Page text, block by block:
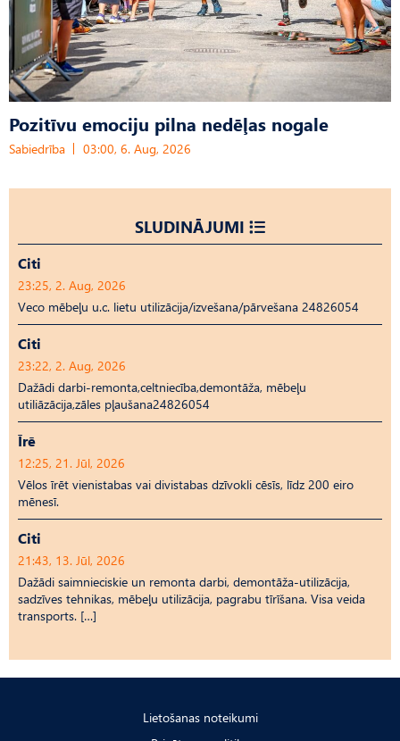
Pozitīvu emociju pilna nedēļas nogale
Sabiedrība 03:00, 6. Aug, 2026
SLUDINĀJUMI
Citi
23:25, 2. Aug, 2026
Veco mēbeļu u.c. lietu utilizācija/izvešana/pārvešana 24826054
Citi
23:22, 2. Aug, 2026
Dažādi darbi-remonta,celtniecība,demontāža, mēbeļu
utiliāzācija,zāles pļaušana24826054
Īrē
12:25, 21. Jūl, 2026
Vēlos īrēt vienistabas vai divistabas dzīvokli cēsīs, līdz 200 eiro
mēnesī.
Citi
21:43, 13. Jūl, 2026
Dažādi saimnieciskie un remonta darbi, demontāža-utilizācija,
sadzīves tehnikas, mēbeļu utilizācija, pagrabu tīrīšana. Visa veida
transports. […]
Lietošanas noteikumi